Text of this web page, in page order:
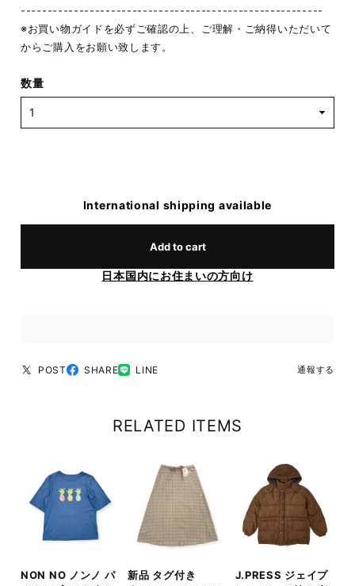
---------------------------------------------------------
※お買い物ガイドを必ずご確認の上、ご理解・ご納得いただいて
からご購入をお願い致します。
数量
International shipping available
Add to cart
日本国内にお住まいの方向け
POST SHARE LINE 通報する
RELATED ITEMS
NON NO ノンノ パ
新品 タグ付き
J.PRESS ジェイプ